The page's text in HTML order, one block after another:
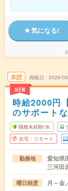
気になる!
未読
NEW
掲載日 2026/
時給2000円
のサポート
職種未経験OK
在宅・リモート
勤務地
愛知県
三河田
曜日頻度 月～金